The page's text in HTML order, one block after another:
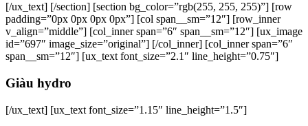
[/ux_text] [/section] [section bg_color=”rgb(255, 255, 255)”] [row
padding=”0px 0px 0px 0px”] [col span__sm=”12″] [row_inner
v_align=”middle”] [col_inner span=”6″ span__sm=”12″] [ux_image
id=”697″ image_size=”original”] [/col_inner] [col_inner span=”6″
span__sm=”12″] [ux_text font_size=”2.1″ line_height=”0.75″]
Giàu hydro
[/ux_text] [ux_text font_size=”1.15″ line_height=”1.5″]